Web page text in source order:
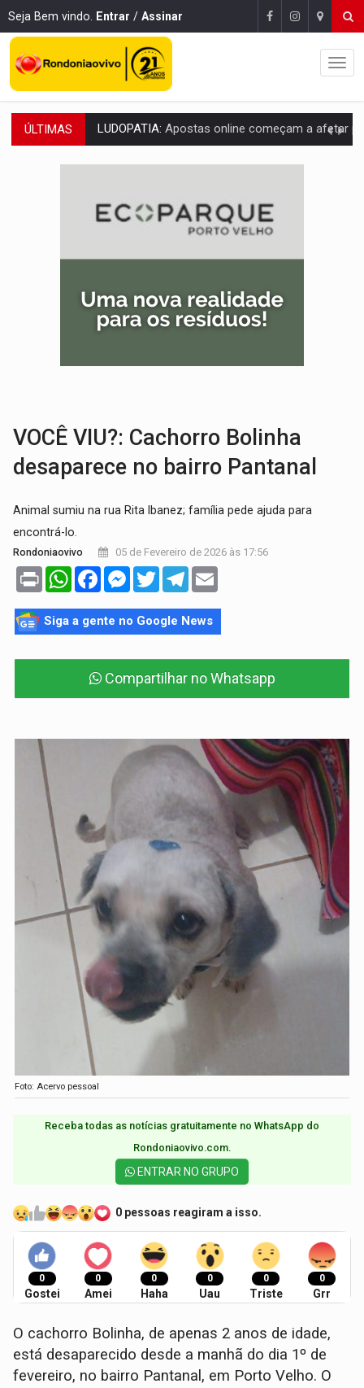
Seja Bem vindo. Entrar / Assinar
ÚLTIMAS REFLORESTAMENTO: Plantar árvores não será mais suficiente para
OVNIS NA LUA:Cientistas alertam para possível base secreta no satélite
VÍDEO: Ladrão é filmado furtando moto na frente do bar
BOLSAS DE PESQUISA:Iniciativa Amazônia+10 lança chamada para fortalecer
MATERIAL: Brasil tem grandes reservas de urânio, mas produz pouco e
VÍDEO:Serpente capturada na fábrica da Coca-Cola é
VOCÊ VIU?: Cachorro Bolinha
desaparece no bairro Pantanal
Animal sumiu na rua Rita Ibanez; família pede ajuda para
encontrá-lo.
Rondoniaovivo 05 de Fevereiro de 2026 às 17:56
Print WhatsAppFacebookMessenger
TwitterTelegram
Siga a gente no Google News
Compartilhar no Whatsapp
Foto: Acervo pessoal
Receba todas as notícias gratuitamente no WhatsApp do
Rondoniaovivo.com.​
ENTRAR NO GRUPO
0 pessoas reagiram a isso.
0
Gostei
0
Amei
0
Haha
0
Uau
0
Triste
0
Grr
O cachorro Bolinha, de apenas 2 anos de idade,
está desaparecido desde a manhã do dia 1º de
fevereiro, no bairro Pantanal, em Porto Velho. O